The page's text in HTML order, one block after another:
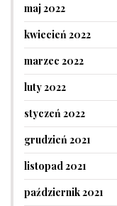
maj 2022
kwiecień 2022
marzec 2022
luty 2022
styczeń 2022
grudzień 2021
listopad 2021
październik 2021